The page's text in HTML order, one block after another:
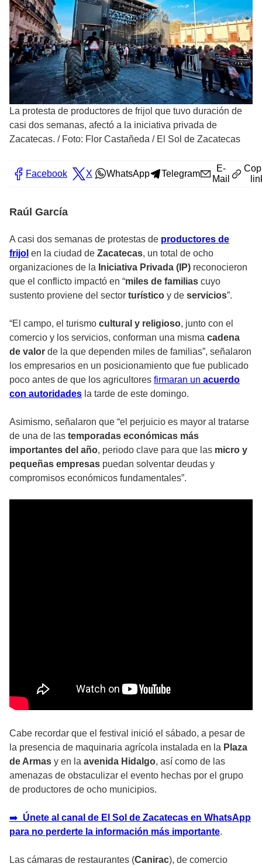
La protesta de productores de frijol que tuvo duración de
casi dos semanas, afectó a la iniciativa privada de
Zacatecas. / Foto: Flor Castañeda / El Sol de Zacatecas
Facebook X WhatsApp Telegram
E-
Mail
Raúl García
A casi dos semanas de protestas de productores de
frijol en la ciudad de Zacatecas, un total de ocho
organizaciones de la Iniciativa Privada (IP) reconocieron
que el conflicto impactó en “miles de familias cuyo
sustento proviene del sector turístico y de servicios”.
“El campo, el turismo cultural y religioso, junto con el
comercio y los servicios, conforman una misma cadena
de valor de la que dependen miles de familias”, señalaron
los empresarios en un posicionamiento que fue publicado
poco antes de que los agricultores firmaran un acuerdo
con autoridades la tarde de este domingo.
Asimismo, señalaron que “el perjuicio es mayor al tratarse
de una de las temporadas económicas más
importantes del año, periodo clave para que las micro y
pequeñas empresas puedan solventar deudas y
compromisos económicos fundamentales”.
Cabe recordar que el festival inició el sábado, a pesar de
la presencia de maquinaria agrícola instalada en la Plaza
de Armas y en la avenida Hidalgo, así como de las
amenazas de obstaculizar el evento hechas por el grupo
de productores de ocho municipios.
➡️ Únete al canal de El Sol de Zacatecas en WhatsApp
para no perderte la información más importante.
Las cámaras de restaurantes (Canirac), de comercio